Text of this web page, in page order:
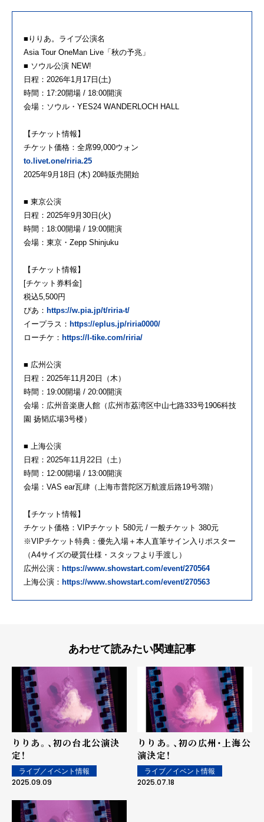
■りりあ。ライブ公演名
Asia Tour OneMan Live「秋の予兆」
■ ソウル公演 NEW!
日程：2026年1月17日(土)
時間：17:20開場 / 18:00開演
会場：ソウル・YES24 WANDERLOCH HALL
【チケット情報】
チケット価格：全席99,000ウォン
to.livet.one/riria.25
2025年9月18日 (木) 20時販売開始
■ 東京公演
日程：2025年9月30日(火)
時間：18:00開場 / 19:00開演
会場：東京・Zepp Shinjuku
【チケット情報】
[チケット券料金]
税込5,500円
ぴあ： https://w.pia.jp/t/riria-t/
イープラス： https://eplus.jp/riria0000/
ローチケ： https://l-tike.com/riria/
■ 広州公演
日程：2025年11月20日（木）
時間：19:00開場 / 20:00開演
会場：広州音楽唐人館（広州市荔湾区中山七路333号1906科技
園 扬韬広場3号楼）
■ 上海公演
日程：2025年11月22日（土）
時間：12:00開場 / 13:00開演
会場：VAS ear瓦肆（上海市普陀区万航渡后路19号3階）
【チケット情報】
チケット価格：VIPチケット 580元 / 一般チケット 380元
※VIPチケット特典：優先入場＋本人直筆サイン入りポスター
（A4サイズの硬質仕様・スタッフより手渡し）
広州公演： https://www.showstart.com/event/270564
上海公演： https://www.showstart.com/event/270563
あわせて読みたい関連記事
りりあ。、初の台北公演決
定！
ライブ／イベント情報
2025.09.09
りりあ。、初の広州・上海公
演決定！
ライブ／イベント情報
2025.07.18